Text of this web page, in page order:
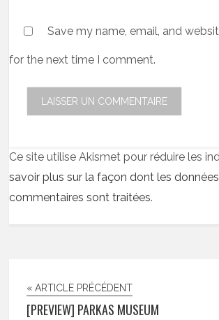
Save my name, email, and
for the next time I comment.
Ce site utilise Akismet pour réduire les
savoir plus sur la façon dont les
commentaires sont traitées.
« ARTICLE PRÉCÉDENT
[PREVIEW] PARKAS MUSEUM